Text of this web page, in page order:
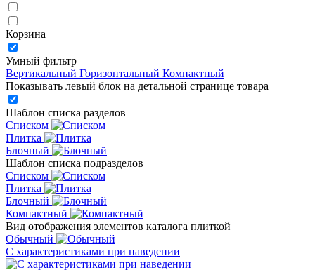
Корзина
Умный фильтр
Вертикальный Горизонтальный Компактный
Показывать левый блок на детальной странице товара
Шаблон списка разделов
Списком
Плитка
Блочный
Шаблон списка подразделов
Списком
Плитка
Блочный
Компактный
Вид отображения элементов каталога плиткой
Обычный
С характеристиками при наведении